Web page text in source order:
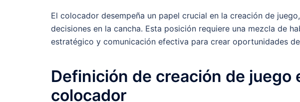
El colocador desempeña un papel crucial en la creación de
decisiones en la cancha. Esta posición requiere una mezcla de
estratégico y comunicación efectiva para crear oportunidades
Definición de creación de juego
colocador